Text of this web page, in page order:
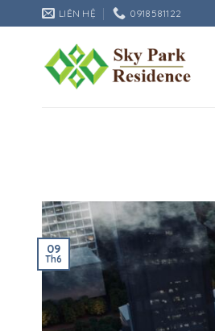
qua
LIÊN HỆ 0918581122
09
Th6